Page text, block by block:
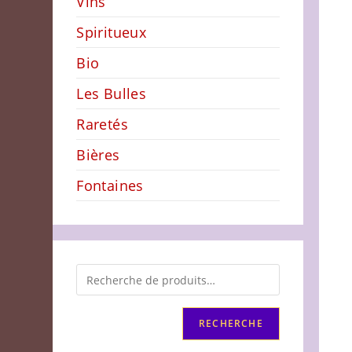
Spiritueux
Bio
Les Bulles
Raretés
Bières
Fontaines
RECHERCHE